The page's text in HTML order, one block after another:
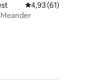
Gemiddelde
4,93 (61)